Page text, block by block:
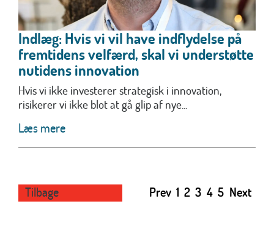
Indlæg: Hvis vi vil have indflydelse på
fremtidens velfærd, skal vi understøtte
nutidens innovation
Hvis vi ikke investerer strategisk i innovation,
risikerer vi ikke blot at gå glip af nye...
Læs mere
Tilbage Prev 1 2 3 4 5 Next